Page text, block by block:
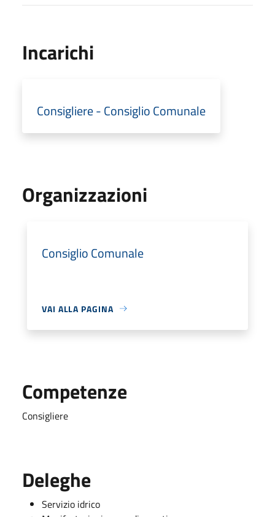
Incarichi
Consigliere - Consiglio Comunale
Organizzazioni
Consiglio Comunale
VAI ALLA PAGINA
Competenze
Consigliere
Deleghe
Servizio idrico